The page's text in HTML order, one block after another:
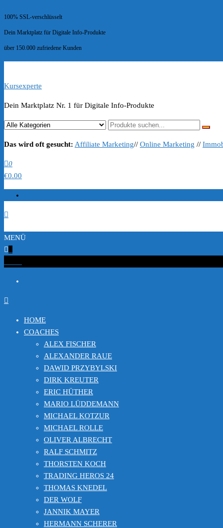
100% SSL-verschlüsselt
Dein Marktplatz für Digitale Info-Produkte
über 150.000 zufriedene Kunden
Kursexperte
Dein Marktplatz Nr. 1 für Digitale Info-Produkte
Das wird oft gesucht: Affiliate Marketing// Online Marketing //
0
€0.00
MENÜ
HOME
COACHES
ALEX FISCHER
ALEXANDER RAUE
DAWID PRZYBYLSKI
DIRK KREUTER
ERIC HÜTHER
MARIO LÜDDEMANN
MICHAEL KOTZUR
MICHAEL ROLLE
OLIVER ALBRECHT
RALF SCHMITZ
THORSTEN KOCH
TRADING HEROS 24
THOMAS KNEDEL
DER WOLF
JANNIK MAYER
HERMANN SCHERER